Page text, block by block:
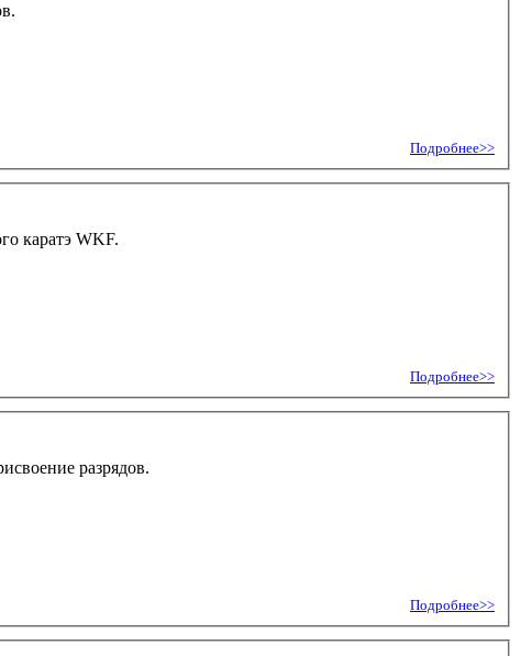
Подробнее>>
каратэ WKF.
Подробнее>>
разрядов.
Подробнее>>